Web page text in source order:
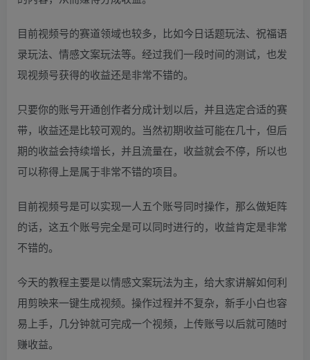
目前视频号的赛道领域也较多，比如今日话题玩法、祝福语
录玩法、情感文案玩法等。经过我们一段时间的测试，也发
现视频号获得的收益还是非常不错的。
只要你的账号开通创作者分成计划以后，并且选定合适的赛
带，收益还是比较可观的。当然初期收益可能在几十，但后
期的收益会持续增长，并且流量在，收益就会不停，所以也
可以称得上是属于非常不错的项目。
目前视频号是可以实现一人五个账号同时操作，那么做矩阵
的话，这五个账号完全是可以同时进行的，收益肯定是非常
不错的。
今天的教程主要是以情感文案玩法为主，给大家讲解如何利
用剪映来一键生成视频。操作过程并不复杂，新手小白也容
易上手，几分钟就可完成一个视频，上传账号以后就可随时
赚收益。